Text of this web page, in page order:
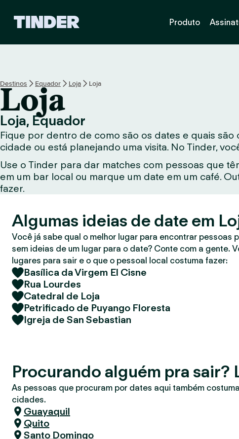
i
i
a
l
o
T
e
r
Produto
Destinos Equador Loja Loja
Loja
Loja, Equador
Fique por dentro de como são os dates e quais
cidade ou está planejando uma visita. No Tinder,
Use o Tinder para dar matches com pessoas que
em um bar local ou marque um date em um café.
fazer.
Algumas ideias de date em
Você já sabe qual o melhor lugar para encontrar pessoas
sem ideias de um lugar para o date? Conte com a gente.
lugares para sair e o que o pessoal local costuma fazer:
Basílica da Virgem El Cisne
Rua Lourdes
Catedral de Loja
Petrificado de Puyango Floresta
Igreja de San Sebastian
Procurando alguém pra sair?
As pessoas que procuram por dates aqui também
cidades.
Guayaquil
Quito
Santo Domingo